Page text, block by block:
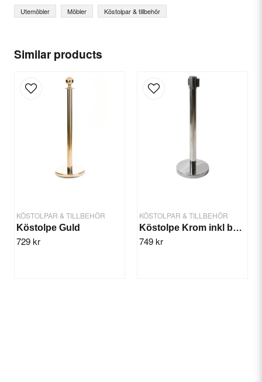
Similar products
KÖSTOLPAR & TILLBEHÖR
Köstolpe Guld
729 kr
KÖSTOLPAR & TILLBEHÖR
Köstolpe Krom inkl band
749 kr
Name
email
Email
Yes, you can publish my question.
Utemöbler Möbler Köstolpar & tillbehör